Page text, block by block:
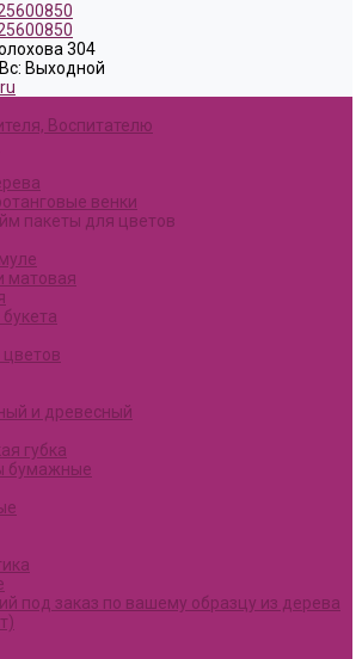
304
Выходной
Воспитателю
венки
пакеты для цветов
матовая
цветов
и древесный
губка
бумажные
под заказ по вашему образцу из дерева